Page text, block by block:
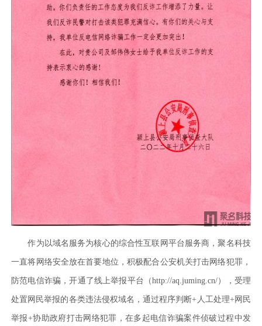
作为以域名服务为核心的综合性互联网平台服务商，聚名科技
一直将网络安全放在首要地位，积极配合公安机关打击网络犯罪，
防范电信诈骗，开通了线上举报平台（http://aq.juming.cn/），受理
处置网民举报的各类违法侵权域名，通过程序判断+人工处理+网民
举报+协助政府打击网络犯罪，在多起电信诈骗案件侦破过程中发